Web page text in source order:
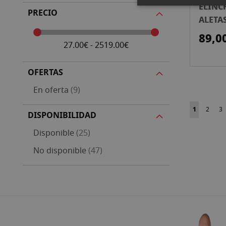
PRECIO
27.00€ - 2519.00€
OFERTAS
En oferta 9
artículos
DISPONIBILIDAD
Disponible 25
artículos
No disponible 47
artículos
Página
1 Página
2 3